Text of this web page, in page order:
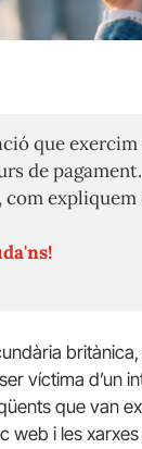
que
de
com expliquem
víctima d’un
que van
web i les